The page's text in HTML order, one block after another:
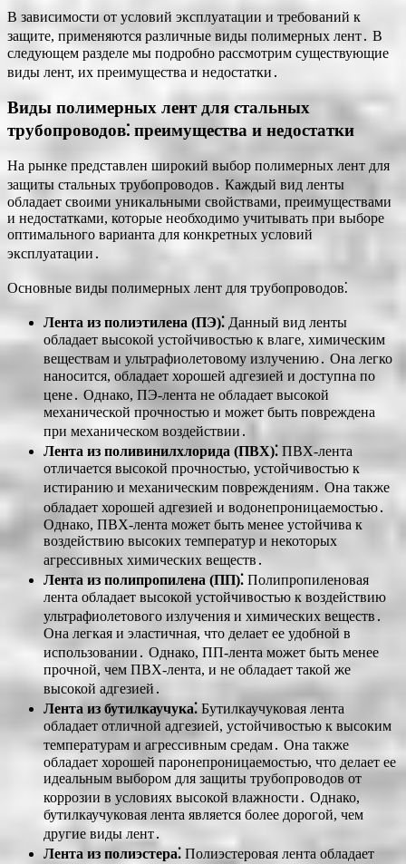
В зависимости от условий эксплуатации и требований к
защите, применяются различные виды полимерных лент․ В
следующем разделе мы подробно рассмотрим существующие
виды лент, их преимущества и недостатки․
Виды полимерных лент для стальных
трубопроводов⁚ преимущества и недостатки
На рынке представлен широкий выбор полимерных лент для
защиты стальных трубопроводов․ Каждый вид ленты
обладает своими уникальными свойствами, преимуществами
и недостатками, которые необходимо учитывать при выборе
оптимального варианта для конкретных условий
эксплуатации․
Основные виды полимерных лент для трубопроводов⁚
Лента из полиэтилена (ПЭ)⁚ Данный вид ленты
обладает высокой устойчивостью к влаге, химическим
веществам и ультрафиолетовому излучению․ Она легко
наносится, обладает хорошей адгезией и доступна по
цене․ Однако, ПЭ-лента не обладает высокой
механической прочностью и может быть повреждена
при механическом воздействии․
Лента из поливинилхлорида (ПВХ)⁚ ПВХ-лента
отличается высокой прочностью, устойчивостью к
истиранию и механическим повреждениям․ Она также
обладает хорошей адгезией и водонепроницаемостью․
Однако, ПВХ-лента может быть менее устойчива к
воздействию высоких температур и некоторых
агрессивных химических веществ․
Лента из полипропилена (ПП)⁚ Полипропиленовая
лента обладает высокой устойчивостью к воздействию
ультрафиолетового излучения и химических веществ․
Она легкая и эластичная, что делает ее удобной в
использовании․ Однако, ПП-лента может быть менее
прочной, чем ПВХ-лента, и не обладает такой же
высокой адгезией․
Лента из бутилкаучука⁚ Бутилкаучуковая лента
обладает отличной адгезией, устойчивостью к высоким
температурам и агрессивным средам․ Она также
обладает хорошей паронепроницаемостью, что делает ее
идеальным выбором для защиты трубопроводов от
коррозии в условиях высокой влажности․ Однако,
бутилкаучуковая лента является более дорогой, чем
другие виды лент․
Лента из полиэстера⁚ Полиэстеровая лента обладает